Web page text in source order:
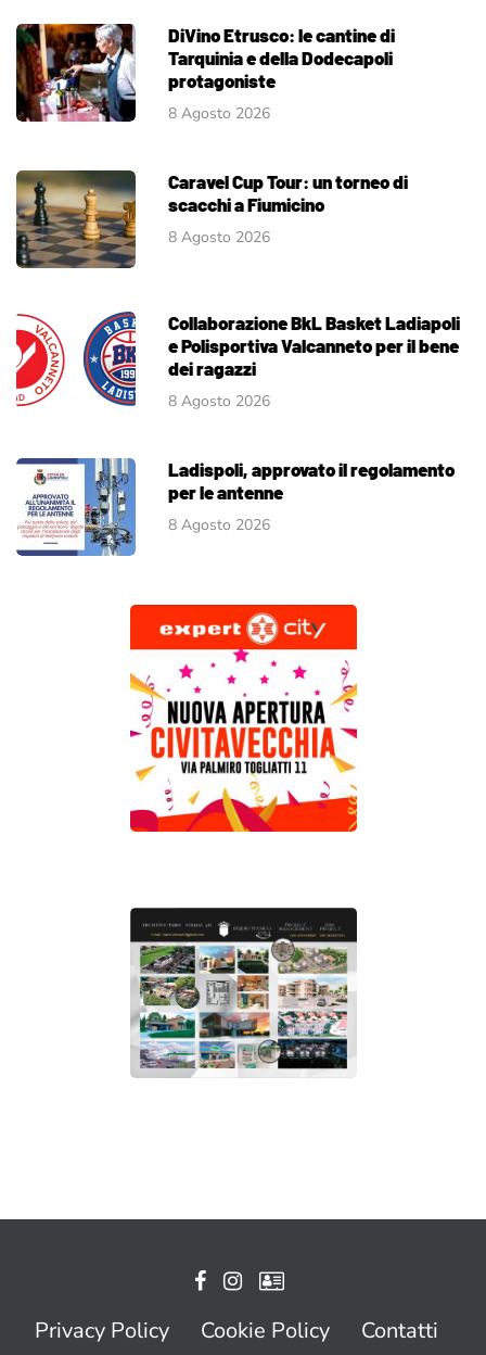
DiVino Etrusco: le cantine di
Tarquinia e della Dodecapoli
protagoniste
8 Agosto 2026
Caravel Cup Tour: un torneo di
scacchi a Fiumicino
8 Agosto 2026
Collaborazione BkL Basket Ladiapoli
e Polisportiva Valcanneto per il bene
dei ragazzi
8 Agosto 2026
Ladispoli, approvato il regolamento
per le antenne
8 Agosto 2026
Privacy Policy Cookie Policy
Contatti